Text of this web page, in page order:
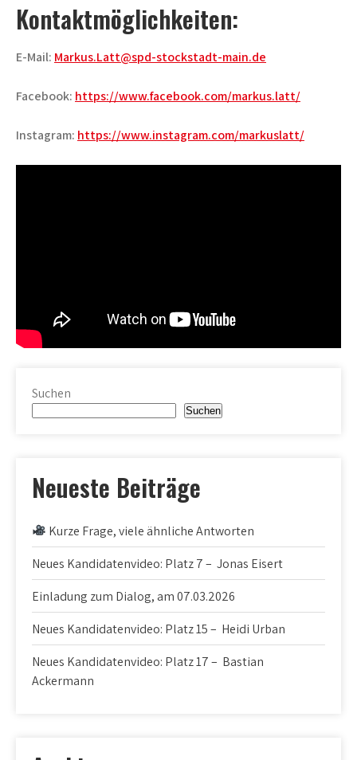
Kontaktmöglichkeiten:
E-Mail: Markus.Latt@spd-stockstadt-main.de
Facebook: https://www.facebook.com/markus.latt/
Instagram: https://www.instagram.com/markuslatt/
Suchen
Suchen
Neueste Beiträge
Kurze Frage, viele ähnliche Antworten
Neues Kandidatenvideo: Platz 7 – Jonas Eisert
Einladung zum Dialog, am 07.03.2026
Neues Kandidatenvideo: Platz 15 – Heidi Urban
Neues Kandidatenvideo: Platz 17 – Bastian
Ackermann